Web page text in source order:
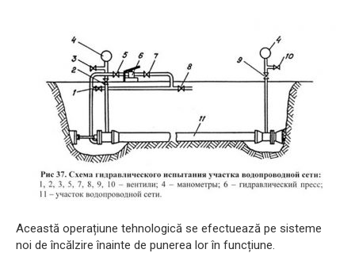
Această operațiune tehnologică se efectuează pe sisteme
noi de încălzire înainte de punerea lor în funcțiune.